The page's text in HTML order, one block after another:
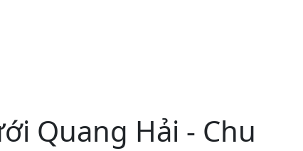
Quang Hải - Chu